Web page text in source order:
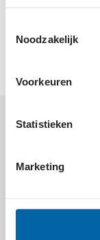
Noodzakelijk
Voorkeuren
Statistieken
Marketing
toegang
scholing en
woord.
ZULU